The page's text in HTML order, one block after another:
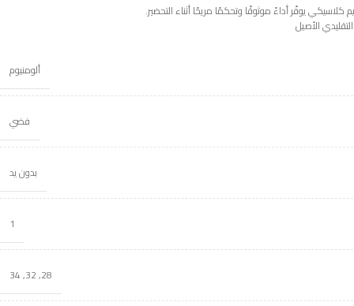
يوفّر أداءً موثوقًا وتحكمًا مريحًا أثناء التحضير.
الأصيل
ألومنيوم
فضي
بدون يد
1
28
,
32
,
34